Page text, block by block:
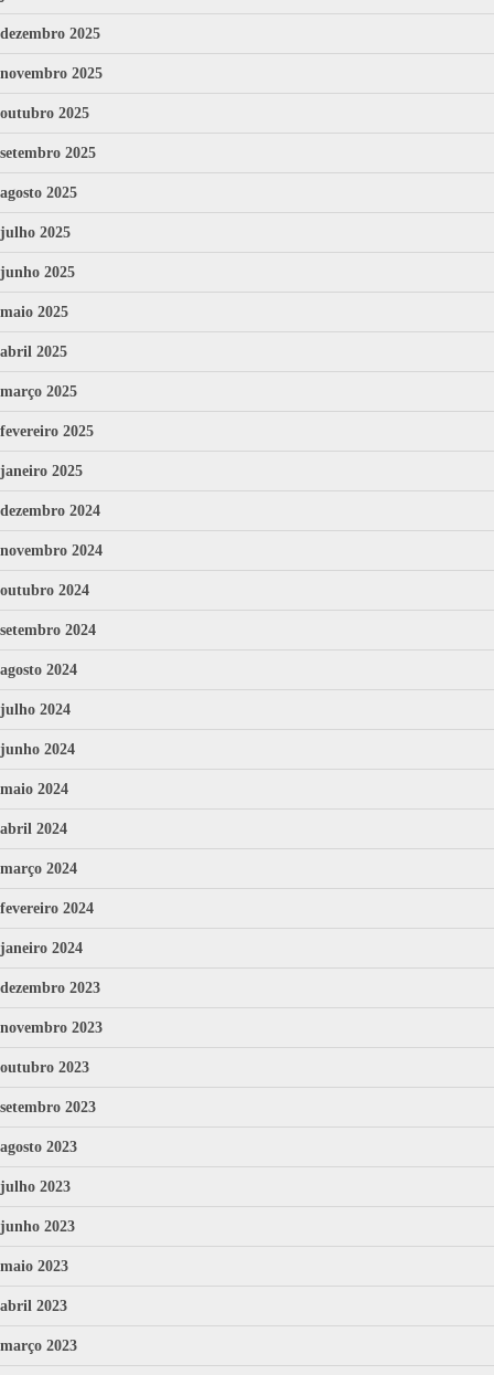
dezembro 2025
novembro 2025
outubro 2025
setembro 2025
agosto 2025
julho 2025
junho 2025
maio 2025
abril 2025
março 2025
fevereiro 2025
janeiro 2025
dezembro 2024
novembro 2024
outubro 2024
setembro 2024
agosto 2024
julho 2024
junho 2024
maio 2024
abril 2024
março 2024
fevereiro 2024
janeiro 2024
dezembro 2023
novembro 2023
outubro 2023
setembro 2023
agosto 2023
julho 2023
junho 2023
maio 2023
abril 2023
março 2023